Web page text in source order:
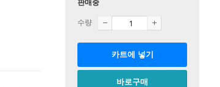
판매중
수량
카트에 넣기
바로구매